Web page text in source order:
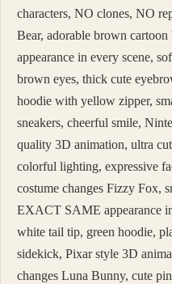
characters, NO clones, NO
Bear, adorable brown
appearance in every scene,
brown eyes, thick cute
hoodie with yellow zipper,
sneakers, cheerful smile,
quality 3D animation, ultra
colorful lighting, expressive
costume changes Fizzy Fox,
EXACT SAME appearance
white tail tip, green hoodie,
sidekick, Pixar style 3D
changes Luna Bunny, cute